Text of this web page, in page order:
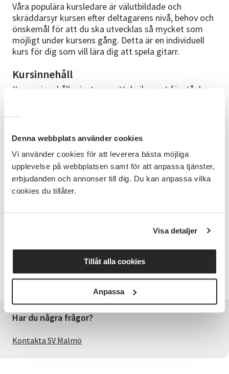
Denna webbplats använder cookies
Vi använder cookies för att leverera bästa möjliga
upplevelse på webbplatsen samt för att anpassa tjänster,
erbjudanden och annonser till dig. Du kan anpassa vilka
cookies du tillåter.
Visa detaljer
Tillåt alla cookies
Anpassa
Våra populära kursledare är välutbildade och
skräddarsyr kursen efter deltagarens nivå, behov och
önskemål för att du ska utvecklas så mycket som
möjligt under kursens gång. Detta är en individuell
kurs för dig som vill lära dig att spela gitarr.
Kursinnehåll
Kursen innehåller instrumentteknik samt förståelse
Förkunskaper
Kursen vänder sig både till dig som är nybörjare som
till dig som vill utvecklas med din gitarr.
Kursledare
gitarrlärare och har också jobbat med musik i olika
erfarenhet av undervisning för nybörjare och mer
Viktig information
Egen gitarr medtags till samtliga träffar.
Har du några frågor?
Kontakta SV Malmö